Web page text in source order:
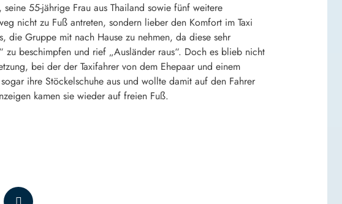
55-jährige Frau aus Thailand sowie fünf weitere
nicht zu Fuß antreten, sondern lieber den Komfort im Taxi
die Gruppe mit nach Hause zu nehmen, da diese sehr
zu beschimpfen und rief „Ausländer raus“. Doch es blieb nicht
bei der der Taxifahrer von dem Ehepaar und einem
ihre Stöckelschuhe aus und wollte damit auf den Fahrer
kamen sie wieder auf freien Fuß.